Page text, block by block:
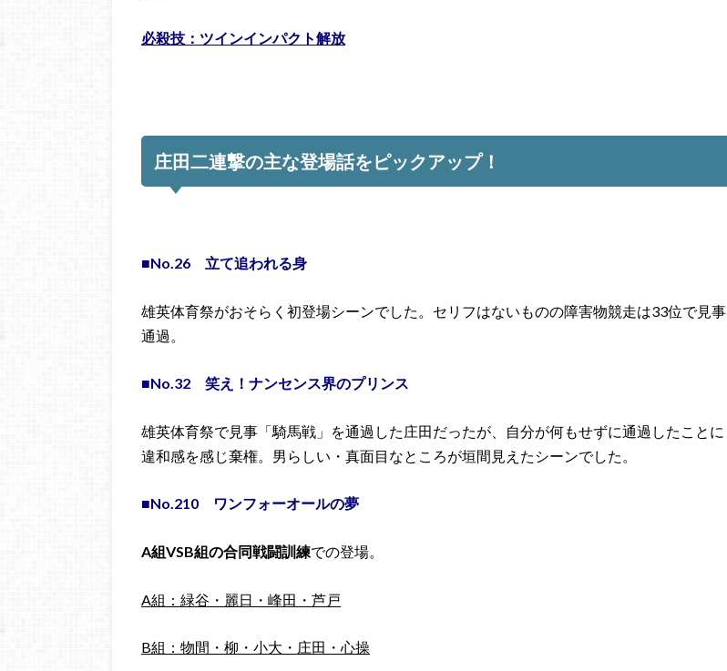
必殺技：ツインインパクト解放
庄田二連撃の主な登場話をピックアップ！
■No.26 立て追われる身
雄英体育祭がおそらく初登場シーンでした。セリフはないものの障害物競走は33位で見事
通過。
■No.32 笑え！ナンセンス界のプリンス
雄英体育祭で見事「騎馬戦」を通過した庄田だったが、自分が何もせずに通過したことに
違和感を感じ棄権。男らしい・真面目なところが垣間見えたシーンでした。
■No.210 ワンフォーオールの夢
A組VSB組の合同戦闘訓練での登場。
A組：緑谷・麗日・峰田・芦戸
B組：物間・柳・小大・庄田・心操